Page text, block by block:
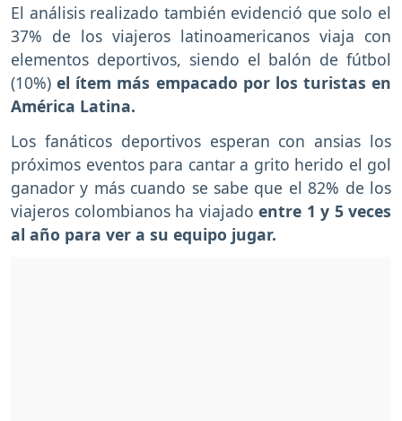
El análisis realizado también evidenció que solo el
37% de los viajeros latinoamericanos viaja con
elementos deportivos, siendo el balón de fútbol
(10%)el ítem más empacado por los turistas en
América Latina.
Los fanáticos deportivos esperan con ansias los
próximos eventos para cantar a grito herido el gol
ganador y más cuando se sabe que el 82% de los
viajeros colombianos ha viajado entre 1 y 5 veces
al año para ver a su equipo jugar.